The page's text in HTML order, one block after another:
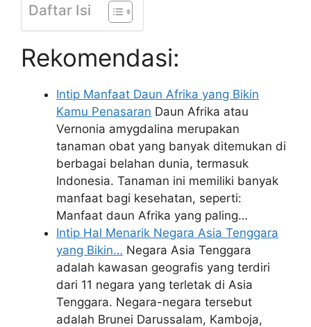
Daftar Isi
Rekomendasi:
Intip Manfaat Daun Afrika yang Bikin
Kamu Penasaran Daun Afrika atau
Vernonia amygdalina merupakan
tanaman obat yang banyak ditemukan di
berbagai belahan dunia, termasuk
Indonesia. Tanaman ini memiliki banyak
manfaat bagi kesehatan, seperti:
Manfaat daun Afrika yang paling…
Intip Hal Menarik Negara Asia Tenggara
yang Bikin… Negara Asia Tenggara
adalah kawasan geografis yang terdiri
dari 11 negara yang terletak di Asia
Tenggara. Negara-negara tersebut
adalah Brunei Darussalam, Kamboja,